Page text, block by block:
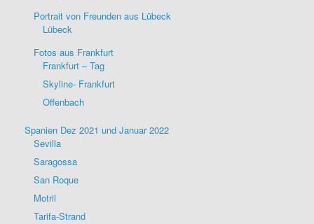
Portrait von Freunden aus Lübeck
Lübeck
Fotos aus Frankfurt
Frankfurt – Tag
Skyline- Frankfurt
Offenbach
Spanien Dez 2021 und Januar 2022
Sevilla
Saragossa
San Roque
Motril
Tarifa-Strand